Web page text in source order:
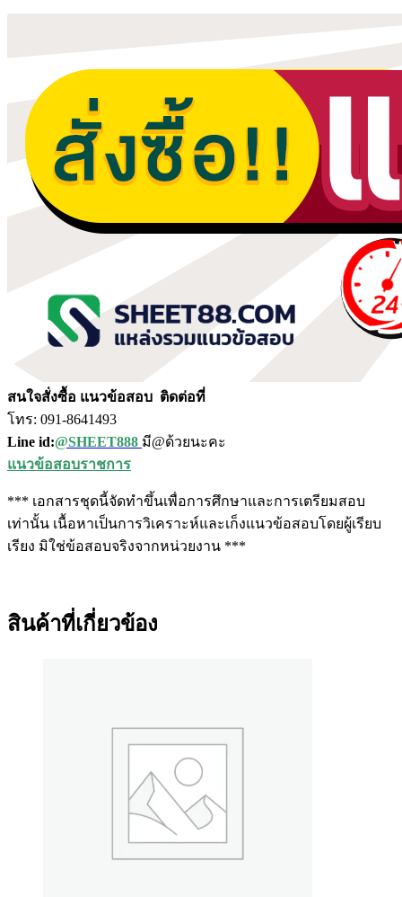
สนใจสั่งซื้อ แนวข้อสอบ ติดต่อที่
โทร: 091-8641493
Line id:@SHEET888 มี@ด้วยนะคะ
แนวข้อสอบราชการ
*** เอกสารชุดนี้จัดทำขึ้นเพื่อการศึกษาและการเตรียมสอบ
เท่านั้น เนื้อหาเป็นการวิเคราะห์และเก็งแนวข้อสอบโดยผู้เรียบ
เรียง มิใช่ข้อสอบจริงจากหน่วยงาน ***
สินค้าที่เกี่ยวข้อง